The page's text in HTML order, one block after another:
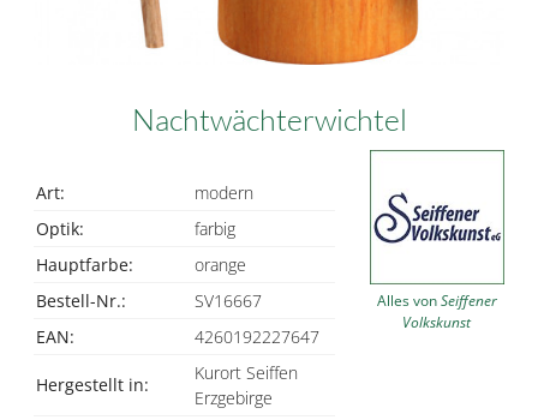
Nachtwächterwichtel
Art:
modern
Optik:
farbig
Hauptfarbe:
orange
Bestell-Nr.:
SV16667
EAN:
4260192227647
Hergestellt in:
Kurort Seiffen
Erzgebirge
Alles vonSeiffener
Volkskunst